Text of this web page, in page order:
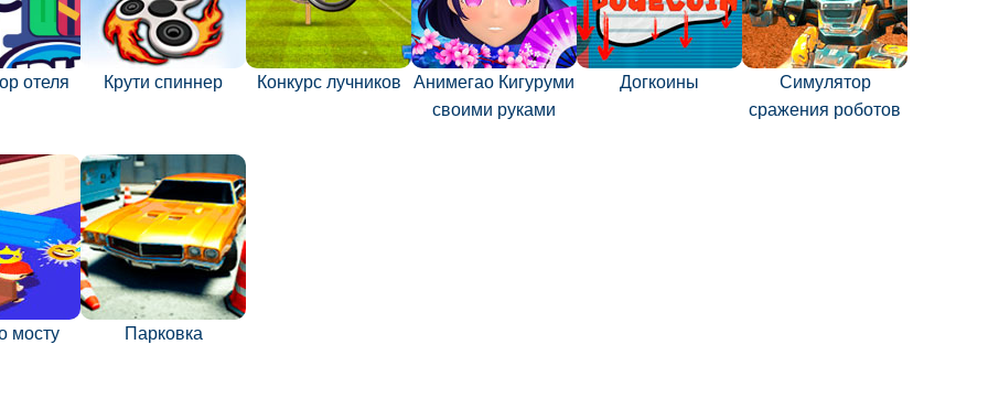
отеля Крути спиннер Конкурс лучников
Анимегао Кигуруми
своими руками
Догкоины
Симулятор
сражения роботов
мосту Парковка